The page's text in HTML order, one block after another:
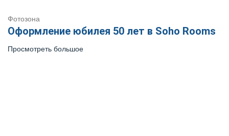
Фотозона
Оформление юбилея 50 лет в Soho Rooms
Просмотреть большое